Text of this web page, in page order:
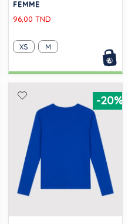
FEMME
96,00 TND
XS M
-20%